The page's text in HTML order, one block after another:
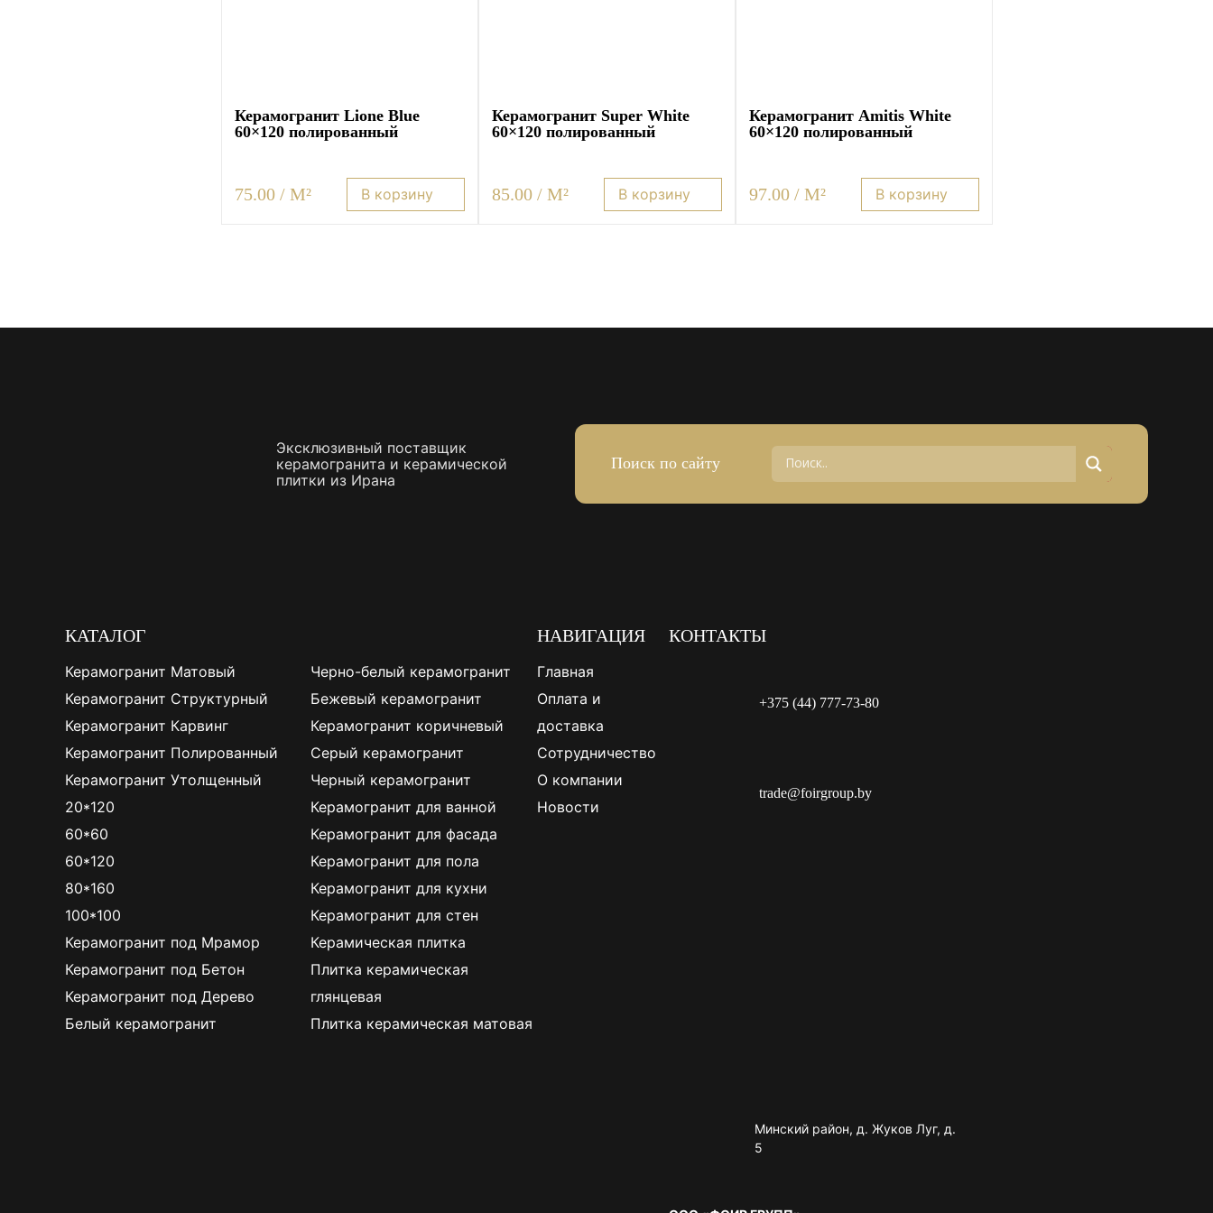
Керамогранит Lione Blue
60×120 полированный
75.00 / M² В корзину
Керамогранит Super White
60×120 полированный
85.00 / M² В корзину
Керамогранит Amitis White
60×120 полированный
97.00 / M² В корзину
Эксклюзивный поставщик
керамогранита и керамической
плитки из Ирана
Поиск по сайту
КАТАЛОГ
Керамогранит Матовый
Керамогранит Структурный
Керамогранит Карвинг
Керамогранит Полированный
Керамогранит Утолщенный
20*120
60*60
60*120
80*160
100*100
Керамогранит под Мрамор
Керамогранит под Бетон
Керамогранит под Дерево
Белый керамогранит
Черно-белый керамогранит
Бежевый керамогранит
Керамогранит коричневый
Серый керамогранит
Черный керамогранит
Керамогранит для ванной
Керамогранит для фасада
Керамогранит для пола
Керамогранит для кухни
Керамогранит для стен
Керамическая плитка
Плитка керамическая
глянцевая
Плитка керамическая матовая
НАВИГАЦИЯ
Главная
Оплата и
доставка
Сотрудничество
О компании
Новости
КОНТАКТЫ
+375 (44) 777-73-80
trade@foirgroup.by
Минский район, д. Жуков Луг, д.
5